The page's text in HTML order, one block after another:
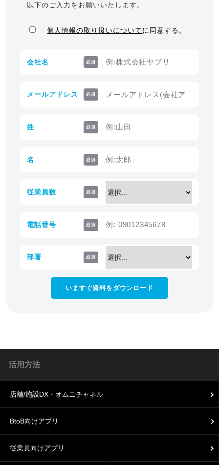
以下のご入力をお願いいたします。
個人情報の取り扱いについてに同意する。
会社名 必須
メールアドレス 必須
姓 必須
名 必須
従業員数 必須
電話番号 必須
部署 必須
活用方法
店舗/施設DX・オムニチャネル
BtoB向けアプリ
従業員向けアプリ